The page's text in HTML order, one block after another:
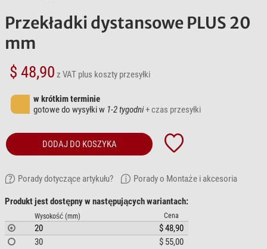
Przekładki dystansowe PLUS 20
mm
$ 48,90 z VAT plus koszty przesyłki
w krótkim terminie
gotowe do wysyłki w 1-2 tygodni+ czas przesyłki
DODAJ DO KOSZYKA
Porady dotyczące artykułu? Porady o Montaże i akcesoria
Produkt jest dostępny w następujących wariantach:
Wysokość (mm) Cena
20
$ 48,90
30
$ 55,00